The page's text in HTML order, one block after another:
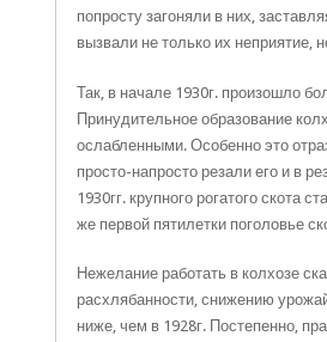
попросту загоняли в них,
вызвали не только их неприятие,
Так, в начале 1930г. произошло
Принудительное образование
ослабленными. Особенно это
просто-напросто резали его и в
1930гг. крупного рогатого скота
же первой пятилетки поголовье
Нежелание работать в колхозе
расхлябанности, снижению
ниже, чем в 1928г. Постепенно,